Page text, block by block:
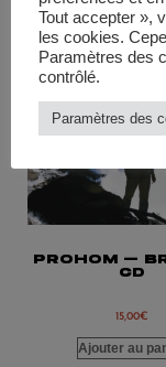
PROHOM –
CD
15,00€
Ajouter au
Tout accepter »,
les cookies.
Paramètres des
contrôlé.
Paramètres des